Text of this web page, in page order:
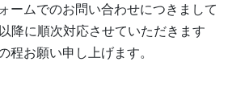
ームでのお問い合わせにつきまして
降に順次対応させていただきます
程お願い申し上げます。